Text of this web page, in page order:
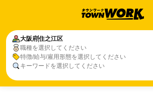
大阪府住之江区
職種を選択してください
特徴/給与/雇用形態を選択してください
キーワードを選択してください